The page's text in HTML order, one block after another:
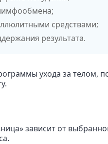
средствами;
результата.
ухода за телом,
зависит от